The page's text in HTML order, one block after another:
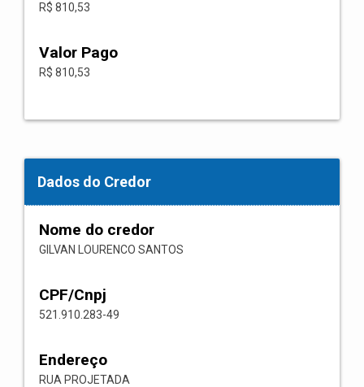
R$ 810,53
Valor Pago
R$ 810,53
Dados do Credor
Nome do credor
GILVAN LOURENCO SANTOS
CPF/Cnpj
521.910.283-49
Endereço
RUA PROJETADA